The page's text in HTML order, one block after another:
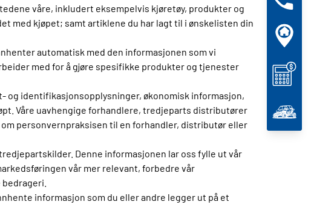
våre, inkludert eksempelvis kjøretøy, produkter og
med kjøpet; samt artiklene du har lagt til i ønskelisten din
automatisk med den informasjonen som vi
med for å gjøre spesifikke produkter og tjenester
identifikasjonsopplysninger, økonomisk informasjon,
Våre uavhengige forhandlere, tredjeparts distributører
personvernpraksisen til en forhandler, distributør eller
Denne informasjonen lar oss fylle ut vår
vår mer relevant, forbedre vår
informasjon som du eller andre legger ut på et